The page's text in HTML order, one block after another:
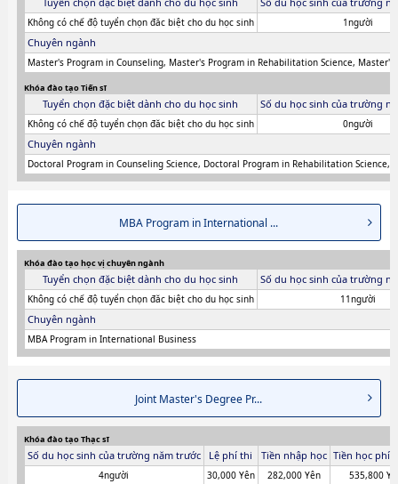
Không có chế độ tuyển chọn đăc biệt cho du học sinh 1người
Chuyên ngành
Master's Program in Counseling, Master's Program in Rehabilitation Science,
Khóa đào tạo Tiến sĩ
Tuyển chọn đặc biệt dành cho du học sinh Số du học sinh của trường
Không có chế độ tuyển chọn đăc biệt cho du học sinh 0người
Chuyên ngành
Doctoral Program in Counseling Science, Doctoral Program in Rehabilitation Science,
MBA Program in International ...
Khóa đào tạo học vị chuyên ngành
Tuyển chọn đặc biệt dành cho du học sinh Số du học sinh của trường
Không có chế độ tuyển chọn đăc biệt cho du học sinh 11người
Chuyên ngành
MBA Program in International Business
Joint Master's Degree Pr...
Khóa đào tạo Thạc sĩ
Số du học sinh của trường năm trước Lệ phí thi Tiền nhập học Tiền học phí
4người 30,000 Yên 282,000 Yên 535,800